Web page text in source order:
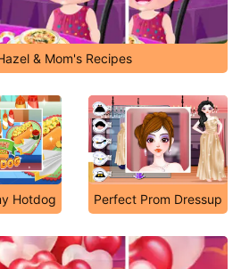
& Mom's Recipes
Hotdog Perfect Prom Dressup